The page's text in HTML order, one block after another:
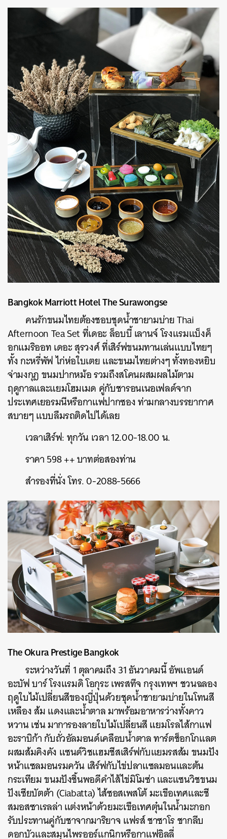
Bangkok Marriott Hotel The Surawongse
คนรักขนมไทยต้องชอบชุดน้ำชายามบ่าย Thai
Afternoon Tea Set ที่เดอะ ล็อบบี้ เลานจ์ โรงแรมแบ็งค็
อกแมริออท เดอะ สุรวงศ์ ที่เสิร์ฟขนมทานเล่นแบบไทยๆ
ทั้ง กะหรี่พัฟ ไก่ห่อใบเตย และขนมไทยต่างๆ ทั้งทองหยิบ
จ่ามงกุฎ ขนมปากหม้อ รวมถึงสโคนผสมผลไม้ตาม
ฤดูกาลและแยมโฮมเมด คู่กับชารอนเนอเฟลด์จาก
ประเทศเยอรมนีหรือกาแฟปากซอง ท่ามกลางบรรยากาศ
สบายๆ แบบลืมรถติดไปได้เลย
เวลาเสิร์ฟ: ทุกวัน เวลา 12.00-18.00 น.
ราคา 598 ++ บาทต่อสองท่าน
สำรองที่นั่ง โทร. 0-2088-5666
The Okura Prestige Bangkok
ระหว่างวันที่ 1 ตุลาคมถึง 31 ธันวาคมนี้ อัพแอนด์
อะบัฟ บาร์ โรงแรมดิ โอกุระ เพรสทีจ กรุงเทพฯ ชวนฉลอง
ฤดูใบไม้เปลี่ยนสีของญี่ปุ่นด้วยชุดน้ำชายามบ่ายในโทนสี
เหลือง ส้ม แดงและน้ำตาล มาพร้อมอาหารว่างทั้งคาว
หวาน เช่น มาการองลายใบไม้เปลี่ยนสี แยมโรลไส้กาแฟ
อะราบิก้า กับถั่วอัลมอนด์เคลือบน้ำตาล ทาร์ตช็อกโกแลต
ผสมส้มคิงคัง แซนด์วิชแฮมชีสเสิร์ฟกับแยมรสส้ม ขนมปัง
หน้าแซลมอนรมควัน เสิร์ฟกับไข่ปลาแซลมอนและต้น
กระเทียม ขนมปังชิ้นพอดีคำไส้ไข่มิโมซ่า และแซนวิชขนม
ปังเซียบัตต้า (Ciabatta) ไส้ซอสเพสโต้ มะเขือเทศและชี
สมอสซาเรลล่า แต่งหน้าด้วยมะเขือเทศตุ๋นในน้ำมะกอก
รับประทานคู่กับชาจากมาริยาจ แฟรส์ ชาซาโร ชากลีบ
ดอกบัวและสมุนไพรออร์แกนิกหรือกาแฟอิลลี่
ค้นหา
SHARE TWEET LINE EMAIL